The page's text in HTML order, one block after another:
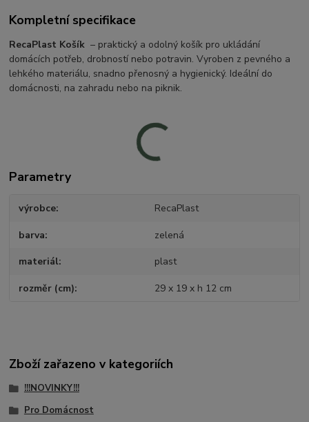
Kompletní specifikace
RecaPlast Košík – praktický a odolný košík pro ukládání
domácích potřeb, drobností nebo potravin. Vyroben z pevného a
lehkého materiálu, snadno přenosný a hygienický. Ideální do
domácnosti, na zahradu nebo na piknik.
Parametry
výrobce RecaPlast
barva zelená
materiál plast
rozměr (cm) 29 x 19 x h 12 cm
Zboží zařazeno v kategoriích
!!!NOVINKY!!!
Pro Domácnost